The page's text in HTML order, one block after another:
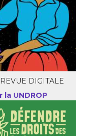
DIGITALE
UNDROP